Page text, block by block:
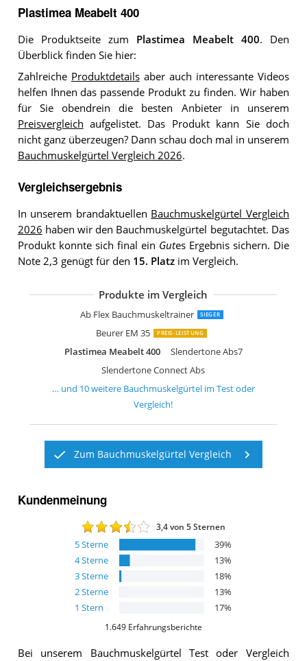
Plastimea Meabelt 400
Die Produktseite zum Plastimea Meabelt 400. Den
Überblick finden Sie hier:
Zahlreiche Produktdetailsaber auch interessante Videos
helfen Ihnen das passende Produkt zu finden. Wir haben
für Sie obendrein die besten Anbieter in unserem
Preisvergleich aufgelistet. Das Produkt kann Sie doch
nicht ganz überzeugen? Dann schau doch mal in unserem
Bauchmuskelgürtel Vergleich 2026.
Vergleichsergebnis
In unserem brandaktuellen Bauchmuskelgürtel Vergleich
2026 haben wir den Bauchmuskelgürtel begutachtet. Das
Produkt konnte sich final ein Gutes Ergebnis sichern. Die
Note 2,3 genügt für den 15. Platzim Vergleich.
Produkte im Vergleich
Ab Flex Bauchmuskeltrainer SIEGER
Beurer EM 35 PREIS-LEISTUNG
Plastimea Meabelt 400
Slendertone Abs7
Slendertone Connect Abs
ZHENROG EMS Muskelstimulation
Duang Muskelstimulator
Beurer EM 32
Beurer EM 39
Beurer EM 37
Beurer EM 30
ZHENROG EMS Elektrostimulation
Plastimea Meabelt 1000
Slendertone Abs5
Duang EMS Bauchmuskeltrainer
… und 10weitere Bauchmuskelgürtelim Test oder
Vergleich!
Zum Bauchmuskelgürtel Vergleich
Kundenmeinung
3,4von 5 Sternen
5Sterne 39%
4Sterne 13%
3Sterne 18%
2Sterne 13%
1 Stern 17%
1.649 Erfahrungsberichte
Bei unserem Bauchmuskelgürtel Test oder Vergleich